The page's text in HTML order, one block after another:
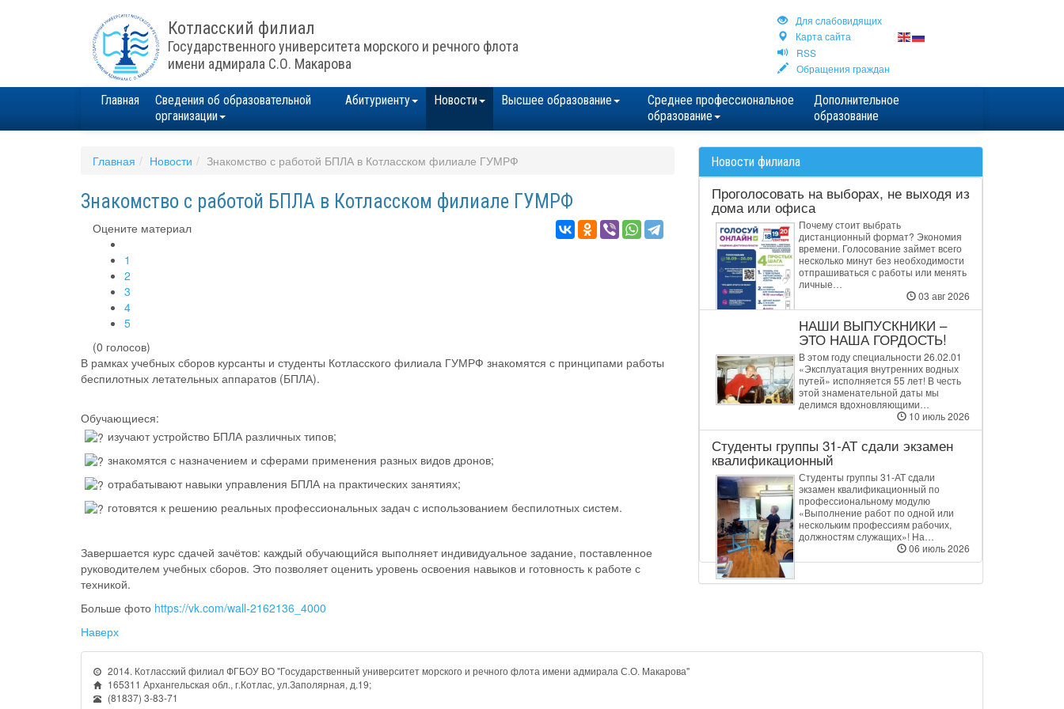
Котласский филиал
Государственного университета морского и речного флота
имени адмирала С.О. Макарова
Для cлабовидящих
Карта сайта
RSS
Обращения граждан
Главная
Сведения об образовательной
организации
Абитуриенту Новости Высшее образование
Среднее профессиональное
образование
Дополнительное
образование
Главная Новости Знакомство с работой БПЛА в Котласском филиале ГУМРФ
Знакомство с работой БПЛА в Котласском филиале ГУМРФ
Оцените материал
1
2
3
4
5
(0 голосов)
В рамках учебных сборов курсанты и студенты Котласского филиала ГУМРФ знакомятся с принципами работы
беспилотных летательных аппаратов (БПЛА).
Обучающиеся:
изучают устройство БПЛА различных типов;
знакомятся с назначением и сферами применения разных видов дронов;
отрабатывают навыки управления БПЛА на практических занятиях;
готовятся к решению реальных профессиональных задач с использованием беспилотных систем.
Завершается курс сдачей зачётов: каждый обучающийся выполняет индивидуальное задание, поставленное
руководителем учебных сборов. Это позволяет оценить уровень освоения навыков и готовность к работе с
техникой.
Больше фото https://vk.com/wall-2162136_4000
Наверх
Новости филиала
Проголосовать на выборах, не выходя из
дома или офиса
Почему стоит выбрать
дистанционный формат? Экономия
времени. Голосование займет всего
несколько минут без необходимости
отпрашиваться с работы или менять
личные…
03 авг 2026
НАШИ ВЫПУСКНИКИ –
ЭТО НАША ГОРДОСТЬ!
В этом году специальности 26.02.01
«Эксплуатация внутренних водных
путей» исполняется 55 лет! В честь
этой знаменательной даты мы
делимся вдохновляющими…
10 июль 2026
Студенты группы 31‑АТ сдали экзамен
квалификационный
Студенты группы 31‑АТ сдали
экзамен квалификационный по
профессиональному модулю
«Выполнение работ по одной или
нескольким профессиям рабочих,
должностям служащих»! На…
06 июль 2026
2014. Котласский филиал ФГБОУ ВО "Государственный университет морского и речного флота имени адмирала С.О. Макарова"
165311 Архангельская обл., г.Котлас, ул.Заполярная, д.19;
(81837) 3-83-71